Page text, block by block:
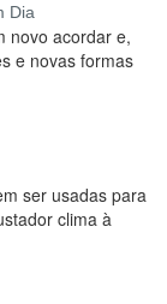
Dia
novo acordar e,
e novas formas
ser usadas para
clima à